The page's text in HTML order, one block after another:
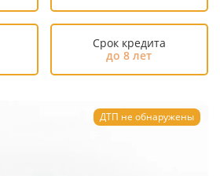
Срок кредита
до 8 лет
ДТП не обнаружены